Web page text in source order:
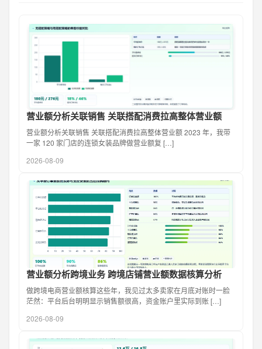
营业额分析关联销售 关联搭配消费拉高整体营业额
营业额分析关联销售 关联搭配消费拉高整体营业额 2023 年，我带
一家 120 家门店的连锁女装品牌做营业额复 […]
2026-08-09
营业额分析跨境业务 跨境店铺营业额数据核算分析
做跨境电商营业额核算这些年，我见过太多卖家在月底对账时一脸
茫然：平台后台明明显示销售额很高，资金账户里实际到账 […]
2026-08-09